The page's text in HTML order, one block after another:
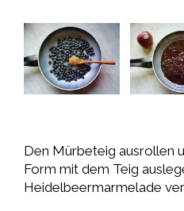
Den Mürbeteig ausrollen
Form mit dem Teig
Heidelbeermarmelade